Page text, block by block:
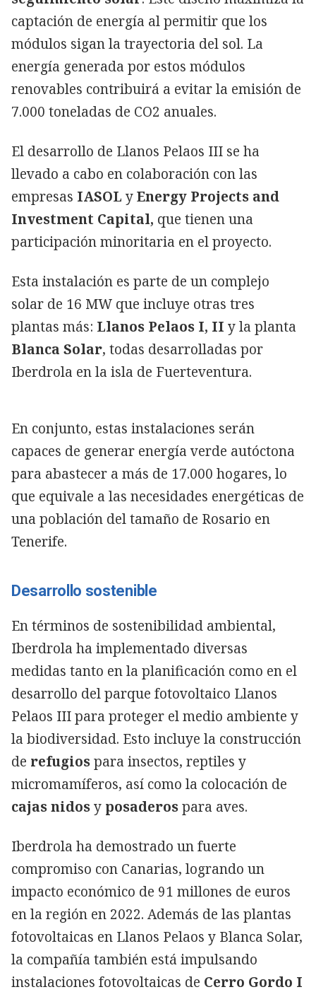
captación de energía al permitir que los
módulos sigan la trayectoria del sol. La
energía generada por estos módulos
renovables contribuirá a evitar la emisión de
7.000 toneladas de CO2 anuales.
El desarrollo de Llanos Pelaos III se ha
llevado a cabo en colaboración con las
empresas IASOL yEnergy Projects and
Investment Capital, que tienen una
participación minoritaria en el proyecto.
Esta instalación es parte de un complejo
solar de 16 MW que incluye otras tres
plantas más: Llanos Pelaos I, II y la planta
Blanca Solar, todas desarrolladas por
Iberdrola en la isla de Fuerteventura.
En conjunto, estas instalaciones serán
capaces de generar energía verde autóctona
para abastecer a más de 17.000 hogares, lo
que equivale a las necesidades energéticas de
una población del tamaño de Rosario en
Tenerife.
Desarrollo sostenible
En términos de sostenibilidad ambiental,
Iberdrola ha implementado diversas
medidas tanto en la planificación como en el
desarrollo del parque fotovoltaico Llanos
Pelaos III para proteger el medio ambiente y
la biodiversidad. Esto incluye la construcción
de refugiospara insectos, reptiles y
micromamíferos, así como la colocación de
cajas nidosy posaderospara aves.
Iberdrola ha demostrado un fuerte
compromiso con Canarias, logrando un
impacto económico de 91 millones de euros
en la región en 2022. Además de las plantas
fotovoltaicas en Llanos Pelaos y Blanca Solar,
la compañía también está impulsando
instalaciones fotovoltaicas de Cerro Gordo I